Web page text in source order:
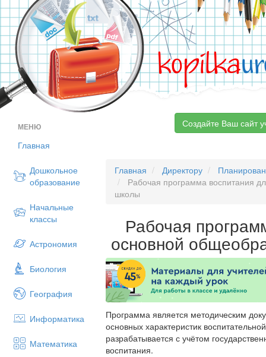
kopilka
МЕНЮ
Главная
Дошкольное
образование
Начальные
классы
Астрономия
Биология
География
Информатика
Математика
Создайте Ваш сайт
Главная Директору
Рабочая программа воспитания
школы
Рабочая
основной
Программа является методическим
основных характеристик
разрабатывается с учётом
воспитания.